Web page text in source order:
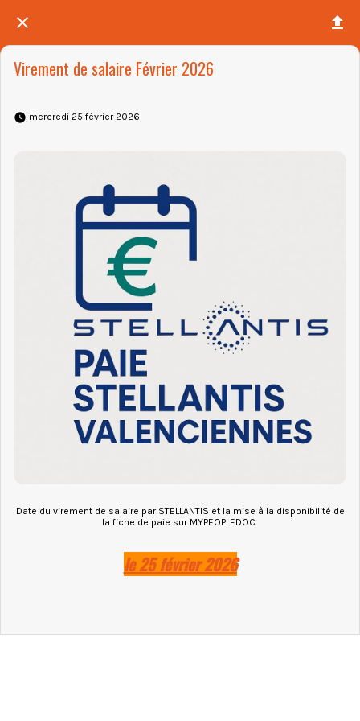
Virement de salaire Février 2026
mercredi 25 février 2026
Date du virement de salaire par STELLANTIS et la mise à la disponibilité de
la fiche de paie sur MYPEOPLEDOC
le 25 février 2026